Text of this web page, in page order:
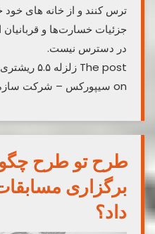
ترس کنند و از خانه های خود
جزئیات خسارت‌ها و
در دسترس نیست.
on سیپورکس – شرکت سازه سبک آرسام.
طرح تو طرح
برگزاری
داد؟